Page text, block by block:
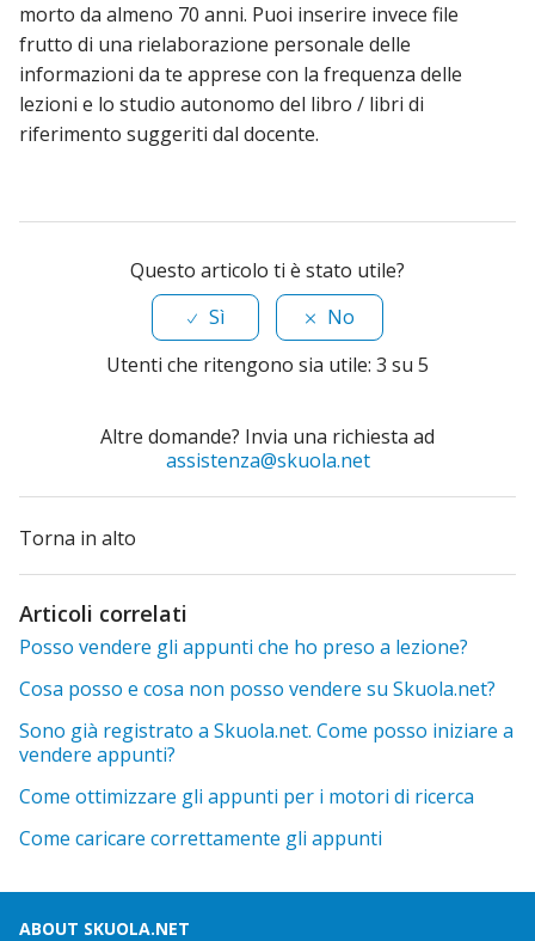
morto da almeno 70 anni. Puoi inserire invece file
frutto di una rielaborazione personale delle
informazioni da te apprese con la frequenza delle
lezioni e lo studio autonomo del libro / libri di
riferimento suggeriti dal docente.
Questo articolo ti è stato utile?
Sì
No
Utenti che ritengono sia utile: 3 su 5
Altre domande? Invia una richiesta ad
assistenza@skuola.net
Torna in alto
Articoli correlati
Posso vendere gli appunti che ho preso a lezione?
Cosa posso e cosa non posso vendere su Skuola.net?
Sono già registrato a Skuola.net. Come posso iniziare a
vendere appunti?
Come ottimizzare gli appunti per i motori di ricerca
Come caricare correttamente gli appunti
ABOUT SKUOLA.NET